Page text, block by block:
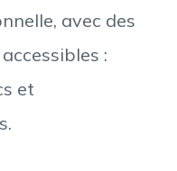
avec des
:
et